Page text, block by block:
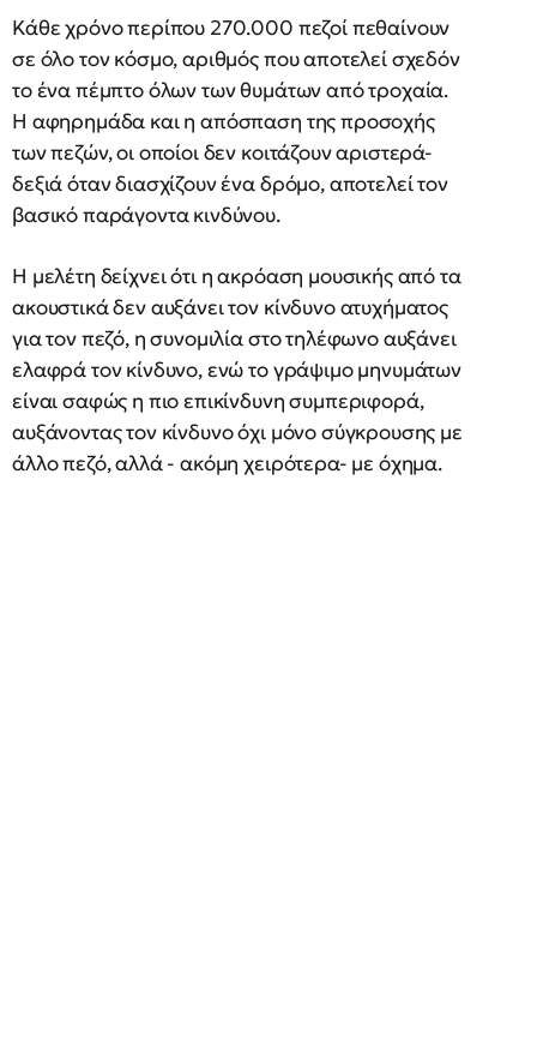
Κάθε χρόνο περίπου 270.000 πεζοί πεθαίνουν
σε όλο τον κόσμο, αριθμός που αποτελεί σχεδόν
το ένα πέμπτο όλων των θυμάτων από τροχαία.
Η αφηρημάδα και η απόσπαση της προσοχής
των πεζών, οι οποίοι δεν κοιτάζουν αριστερά-
δεξιά όταν διασχίζουν ένα δρόμο, αποτελεί τον
βασικό παράγοντα κινδύνου.
Η μελέτη δείχνει ότι η ακρόαση μουσικής από τα
ακουστικά δεν αυξάνει τον κίνδυνο ατυχήματος
για τον πεζό, η συνομιλία στο τηλέφωνο αυξάνει
ελαφρά τον κίνδυνο, ενώ το γράψιμο μηνυμάτων
είναι σαφώς η πιο επικίνδυνη συμπεριφορά,
αυξάνοντας τον κίνδυνο όχι μόνο σύγκρουσης με
άλλο πεζό, αλλά - ακόμη χειρότερα- με όχημα.